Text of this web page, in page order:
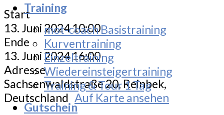
Training
mot-coach Basistraining
Kurventraining
Einzeltraining
Wiedereinsteigertraining
Training & Tour 1 Tag
Gutschein
Start
13. Juni 2024 10:00
Ende
13. Juni 2024 16:00
Adresse
Sachsenwaldstraße 20, Reinbek,
Deutschland Auf Karte ansehen